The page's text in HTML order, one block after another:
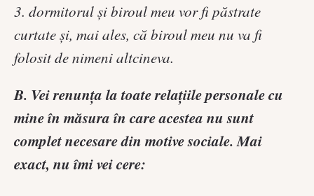
3. dormitorul și biroul meu vor fi păstrate
curtate și, mai ales, că biroul meu nu va fi
folosit de nimeni altcineva.
B. Vei renunța la toate relațiile personale cu
mine în măsura în care acestea nu sunt
complet necesare din motive sociale. Mai
exact, nu îmi vei cere: